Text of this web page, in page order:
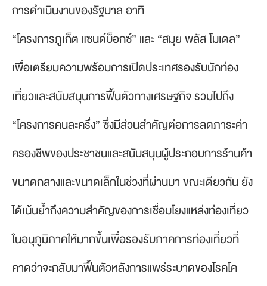
การดำเนินงานของรัฐบาล อาทิ
“โครงการภูเก็ต แซนด์บ็อกซ์” และ “สมุย พลัส โมเดล”
เพื่อเตรียมความพร้อมการเปิดประเทศรองรับนักท่อง
เที่ยวและสนับสนุนการฟื้นตัวทางเศรษฐกิจ รวมไปถึง
“โครงการคนละครึ่ง” ซึ่งมีส่วนสำคัญต่อการลดภาระค่า
ครองชีพของประชาชนและสนับสนุนผู้ประกอบการร้านค้า
ขนาดกลางและขนาดเล็กในช่วงที่ผ่านมา ขณะเดียวกัน ยัง
ได้เน้นย้ำถึงความสำคัญของการเชื่อมโยงแหล่งท่องเที่ยว
ในอนุภูมิภาคให้มากขึ้นเพื่อรองรับภาคการท่องเที่ยวที่
คาดว่าจะกลับมาฟื้นตัวหลังการแพร่ระบาดของโรคโค